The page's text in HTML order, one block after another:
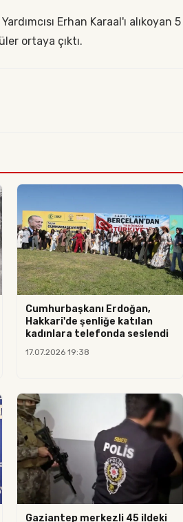
Erhan Karaal'ı alıkoyan 5
ortaya çıktı.
Cumhurbaşkanı Erdoğan,
Hakkari'de şenliğe katılan
kadınlara telefonda seslendi
17.07.2026 19:38
Gaziantep merkezli 45 ildeki